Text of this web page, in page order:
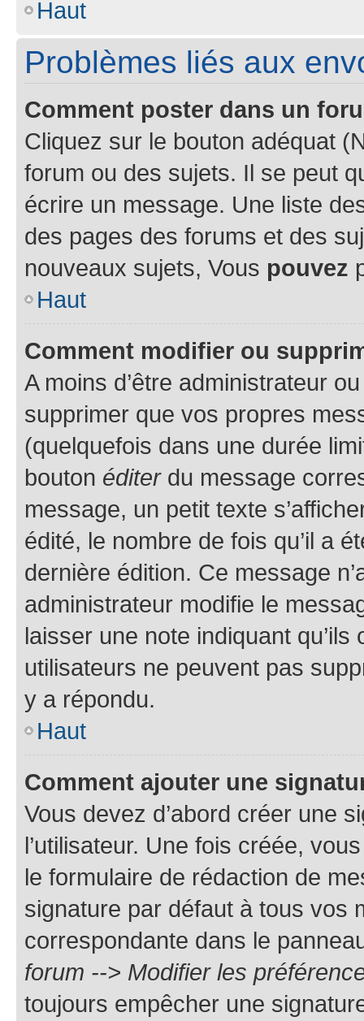
Haut
Problèmes liés aux
Comment poster dans un
Cliquez sur le bouton adéquat
forum ou des sujets. Il se peut
écrire un message. Une liste
des pages des forums et des
nouveaux sujets, Vous pouvez
Haut
Comment modifier ou
A moins d’être administrateur
supprimer que vos propres
(quelquefois dans une durée
bouton éditerdu message
message, un petit texte
édité, le nombre de fois qu’il a
dernière édition. Ce message
administrateur modifie le
laisser une note indiquant
utilisateurs ne peuvent pas
y a répondu.
Haut
Comment ajouter une
Vous devez d’abord créer une
l’utilisateur. Une fois créée,
le formulaire de rédaction de
signature par défaut à tous vos
correspondante dans le
forum --> Modifier les
toujours empêcher une